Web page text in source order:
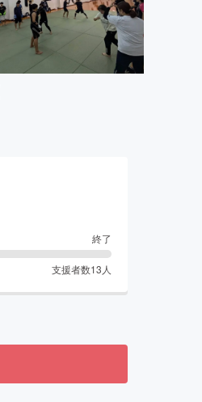
終了
支援者数13 人